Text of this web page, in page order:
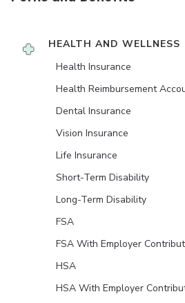
HEALTH AND WELLNESS
Health Insurance
Health Reimbursement
Dental Insurance
Vision Insurance
Life Insurance
Short-Term Disability
Long-Term Disability
FSA
FSA With Employer
HSA
HSA With Employer